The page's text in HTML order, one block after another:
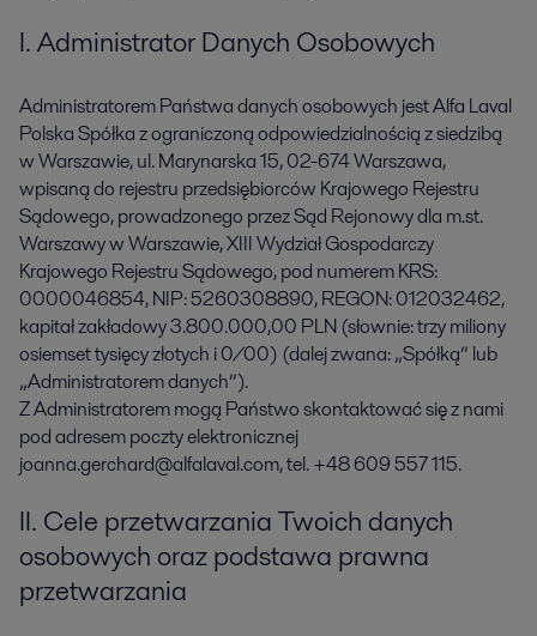
I. Administrator Danych Osobowych
Administratorem Państwa danych osobowych jest Alfa Laval
Polska Spółka z ograniczoną odpowiedzialnością z siedzibą
w Warszawie, ul. Marynarska 15, 02-674 Warszawa,
wpisaną do rejestru przedsiębiorców Krajowego Rejestru
Sądowego, prowadzonego przez Sąd Rejonowy dla m.st.
Warszawy w Warszawie, XIII Wydział Gospodarczy
Krajowego Rejestru Sądowego, pod numerem KRS:
0000046854, NIP: 5260308890, REGON: 012032462,
kapitał zakładowy 3.800.000,00 PLN (słownie: trzy miliony
osiemset tysięcy złotych i 0/00) (dalej zwana: „Spółką” lub
„Administratorem danych”).
Z Administratorem mogą Państwo skontaktować się z nami
pod adresem poczty elektronicznej
joanna.gerchard@alfalaval.com, tel. +48 609 557 115.
II. Cele przetwarzania Twoich danych
osobowych oraz podstawa prawna
przetwarzania